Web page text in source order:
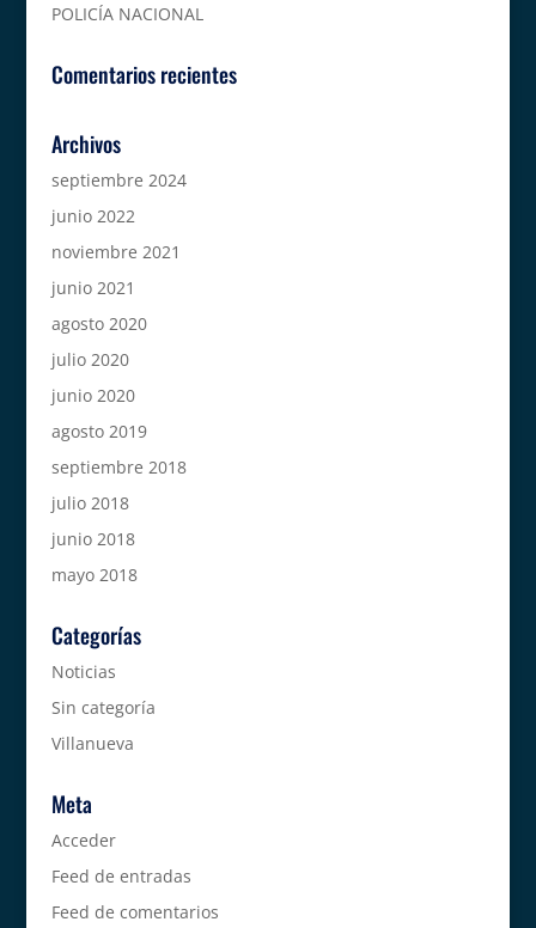
POLICÍA NACIONAL
Comentarios recientes
Archivos
septiembre 2024
junio 2022
noviembre 2021
junio 2021
agosto 2020
julio 2020
junio 2020
agosto 2019
septiembre 2018
julio 2018
junio 2018
mayo 2018
Categorías
Noticias
Sin categoría
Villanueva
Meta
Acceder
Feed de entradas
Feed de comentarios